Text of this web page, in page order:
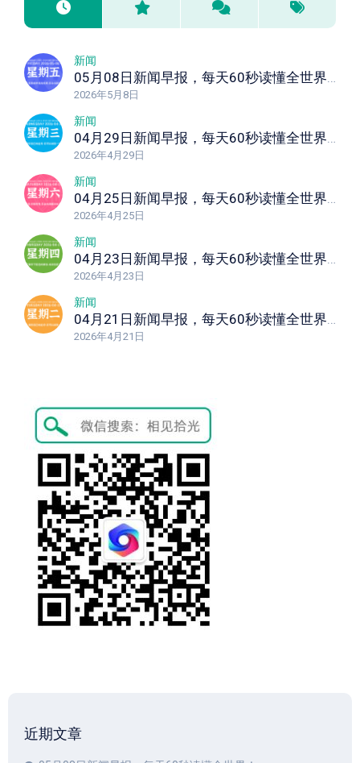
新闻
05月08日新闻早报，每天60秒读懂全世界！
2026年5月8日
新闻
04月29日新闻早报，每天60秒读懂全世界！
2026年4月29日
新闻
04月25日新闻早报，每天60秒读懂全世界！
2026年4月25日
新闻
04月23日新闻早报，每天60秒读懂全世界！
2026年4月23日
新闻
04月21日新闻早报，每天60秒读懂全世界！
2026年4月21日
近期文章